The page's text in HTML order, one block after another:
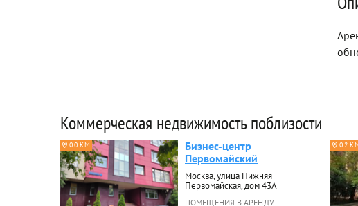
Коммерческая недвижимость поблизости
0.0 КМ
Бизнес-центр
Первомайский
Москва, улица Нижняя
Первомайская, дом 43А
ПОМЕЩЕНИЯ В АРЕНДУ
0.2